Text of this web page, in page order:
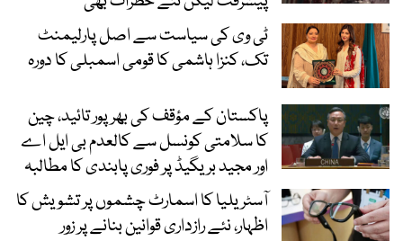
ٹی وی کی سیاست سے اصل پارلیمنٹ
تک، کنزا ہاشمی کا قومی اسمبلی کا دورہ
پاکستان کے مؤقف کی بھرپور تائید، چین
کا سلامتی کونسل سے کالعدم بی ایل اے
اور مجید بریگیڈ پر فوری پابندی کا مطالبہ
آسٹریلیا کا اسمارٹ چشموں پر تشویش کا
اظہار، نئے رازداری قوانین بنانے پر زور